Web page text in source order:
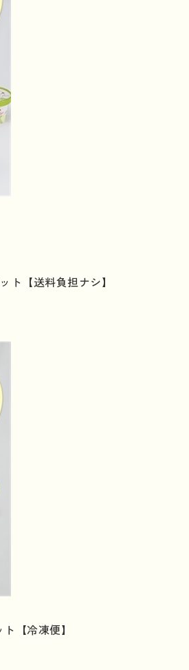
ト【送料負担ナシ】
【冷凍便】